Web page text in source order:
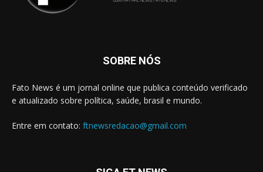
SOBRE NÓS
Fato News é um jornal online que publica conteúdo verificado
e atualizado sobre política, saúde, brasil e mundo.
Entre em contato: ftnewsredacao@gmail.com